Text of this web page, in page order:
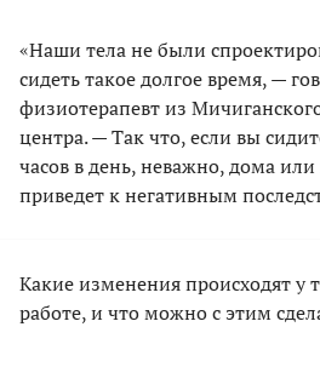
«Наши тела не были
сидеть такое долгое время, —
физиотерапевт из
центра. — Так что, если вы
часов в день, неважно, дома
приведет к негативным
Какие изменения происходят у
работе, и что можно с этим